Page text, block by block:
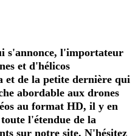
s'annonce, l'importateur
et d'hélicos
et de la petite dernière qui
abordable aux drones
au format HD, il y en
l'étendue de la
sur notre site. N'hésitez